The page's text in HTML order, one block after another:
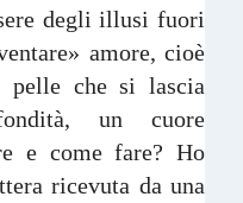
degli illusi fuori
amore, cioè
pelle che si lascia
un cuore
e come fare? Ho
ricevuta da una